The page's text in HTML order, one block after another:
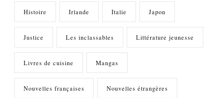
Histoire Irlande Italie Japon
Justice Les inclassables Littérature jeunesse
Livres de cuisine Mangas
Nouvelles françaises Nouvelles étrangères